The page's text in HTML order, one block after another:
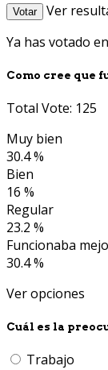
Votar
Ver
Ya has votado
Como cree que
Total Vote: 125
Muy bien
30.4 %
Bien
16 %
Regular
23.2 %
Funcionaba
30.4 %
Ver opciones
Cuál es la
Trabajo